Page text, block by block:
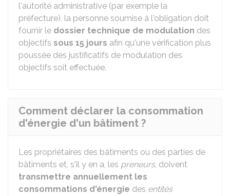
l'autorité administrative (par exemple la
préfecture), la personne soumise à l'obligation doit
fournir le dossier technique de modulation des
objectifs sous 15 jours afin qu'une vérification plus
poussée des justificatifs de modulation des
objectifs soit effectuée.
Comment déclarer la consommation
d'énergie d'un bâtiment ?
Les propriétaires des bâtiments ou des parties de
bâtiments et, s'il y en a, les preneurs, doivent
transmettre annuellement les
consommations d'énergie des entités